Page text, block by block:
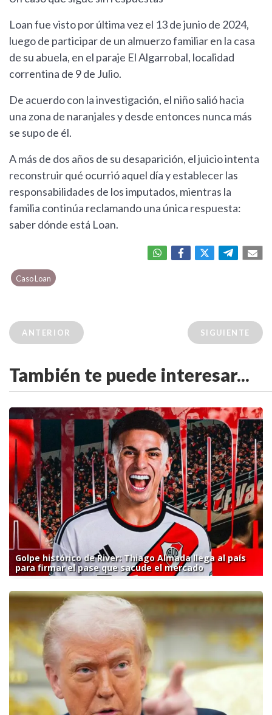
Loan fue visto por última vez el 13 de junio de 2024,
luego de participar de un almuerzo familiar en la casa
de su abuela, en el paraje El Algarrobal, localidad
correntina de 9 de Julio.
De acuerdo con la investigación, el niño salió hacia
una zona de naranjales y desde entonces nunca más
se supo de él.
A más de dos años de su desaparición, el juicio intenta
reconstruir qué ocurrió aquel día y establecer las
responsabilidades de los imputados, mientras la
familia continúa reclamando una única respuesta:
saber dónde está Loan.
Caso Loan
ANTERIOR SIGUIENTE
También te puede interesar...
Golpe histórico de River: Thiago Almada llega al país
para firmar el pase que sacude el mercado